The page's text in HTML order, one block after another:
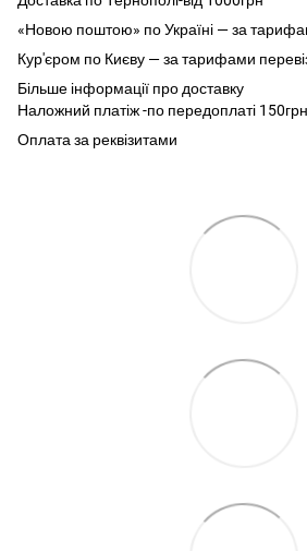
«Новою поштою» по Україні — за
Кур'єром по Києву — за тарифами
Більше інформації про доставку
Наложний платіж -по передоплаті 150грн
Оплата за реквізитами